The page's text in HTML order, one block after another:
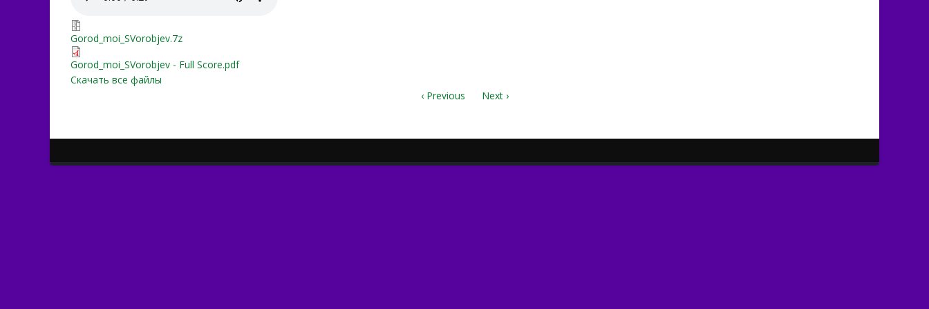
Gorod_moi_SVorobjev.7z
Gorod_moi_SVorobjev.7z
Gorod_moi_SVorobjev - Full Score.pdf
Gorod_moi_SVorobjev - Full Score.pdf
Скачать все файлы
‹ Previous
Next ›